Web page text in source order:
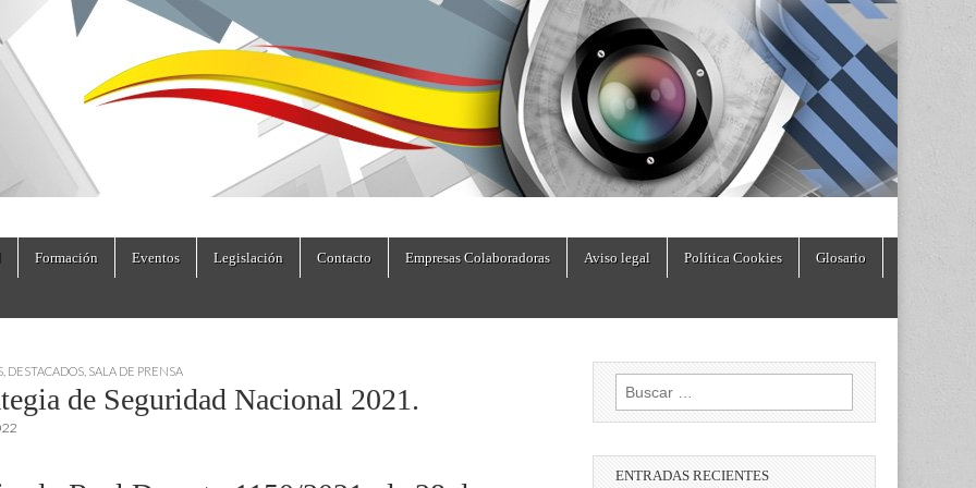
Formación Eventos Legislación Contacto Empresas Colaboradoras Aviso legal Política Cookies Glosario
DESTACADOS SALA DE PRENSA
de Seguridad Nacional 2021. Buscar:
ENTRADAS RECIENTES